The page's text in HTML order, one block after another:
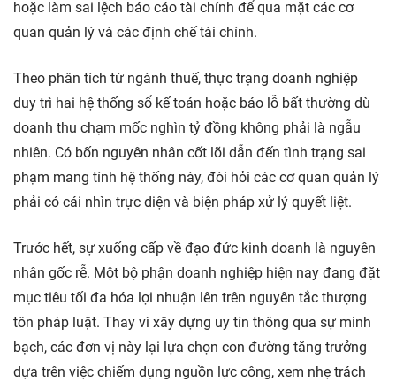
hoặc làm sai lệch báo cáo tài chính để qua mặt các cơ
quan quản lý và các định chế tài chính.
Theo phân tích từ ngành thuế, thực trạng doanh nghiệp
duy trì hai hệ thống sổ kế toán hoặc báo lỗ bất thường dù
doanh thu chạm mốc nghìn tỷ đồng không phải là ngẫu
nhiên. Có bốn nguyên nhân cốt lõi dẫn đến tình trạng sai
phạm mang tính hệ thống này, đòi hỏi các cơ quan quản lý
phải có cái nhìn trực diện và biện pháp xử lý quyết liệt.
Trước hết, sự xuống cấp về đạo đức kinh doanh là nguyên
nhân gốc rễ. Một bộ phận doanh nghiệp hiện nay đang đặt
mục tiêu tối đa hóa lợi nhuận lên trên nguyên tắc thượng
tôn pháp luật. Thay vì xây dựng uy tín thông qua sự minh
bạch, các đơn vị này lại lựa chọn con đường tăng trưởng
dựa trên việc chiếm dụng nguồn lực công, xem nhẹ trách